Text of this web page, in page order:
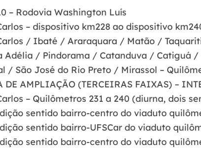
– Rodovia Washington Luís
– dispositivo km228 ao dispositivo
/ Ibaté / Araraquara / Matão /
Adélia / Pindorama / Catanduva / Catiguá
/ São José do Rio Preto / Mirassol –
DE AMPLIAÇÃO (TERCEIRAS FAIXAS) –
– Quilômetros 231 a 240 (diurna, dois
sentido bairro-centro do viaduto
sentido bairro-UFSCar do viaduto
sentido bairro-centro do viaduto